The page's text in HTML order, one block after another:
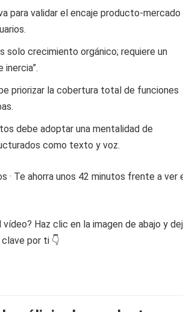
para validar el encaje producto-mercado
solo crecimiento orgánico; requiere un
priorizar la cobertura total de funciones
debe adoptar una mentalidad de
como texto y voz.
Te ahorra unos 42 minutos frente a ver
Haz clic en la imagen de abajo y
por ti 👇